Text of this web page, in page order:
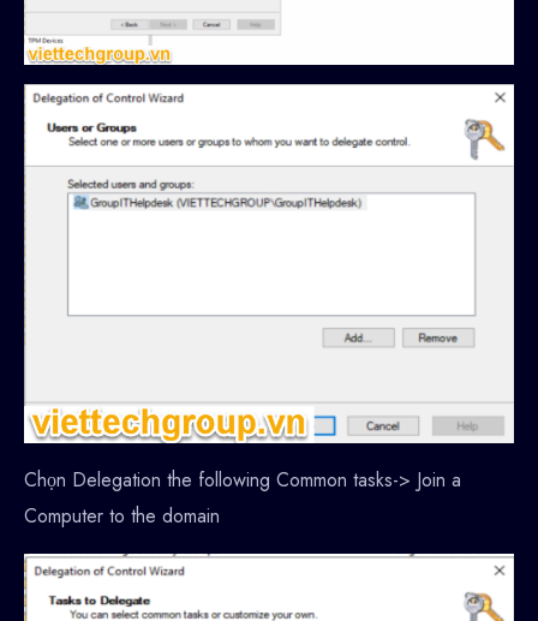
Chọn Delegation the following Common tasks-> Join a
Computer to the domain